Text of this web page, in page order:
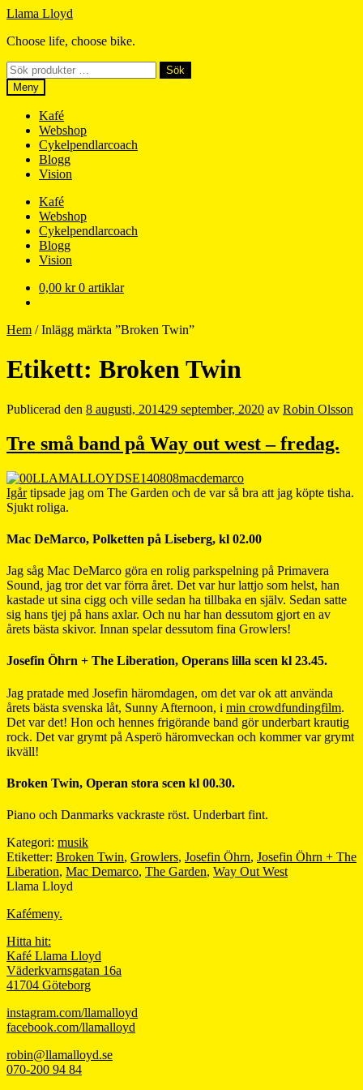
Hoppa
navigering
Hoppa
innehåll
Llama Lloyd
Choose life, choose bike.
Sök
efter:
Sök
Meny
Kafé
Webshop
Cykelpendlarcoach
Blogg
Vision
Kafé
Webshop
Cykelpendlarcoach
Blogg
Vision
0,00 kr 0 artiklar
Hem /Inlägg märkta ”Broken Twin”
Etikett: Broken Twin
Publicerad den 8 augusti, 201429 september, 2020 av Robin Olsson
Tre små band på Way out west – fredag.
Igårtipsade jag om The Garden och de var så bra att jag köpte tisha.
Sjukt roliga.
Mac DeMarco, Polketten på Liseberg, kl 02.00
Jag såg Mac DeMarco göra en rolig parkspelning på Primavera
Sound, jag tror det var förra året. Det var hur lattjo som helst, han
kastade ut sina cigg och ville sedan ha tillbaka en själv. Sedan satte
sig hans tjej på hans axlar. Och nu har han dessutom gjort en av
årets bästa skivor. Innan spelar dessutom fina Growlers!
Josefin Öhrn + The Liberation, Operans lilla scen kl 23.45.
Jag pratade med Josefin häromdagen, om det var ok att använda
årets bästa svenska låt, Sunny Afternoon, i min crowdfundingfilm.
Det var det! Hon och hennes frigörande band gör underbart krautig
rock. Det var grymt på Asperö häromveckan och kommer var grymt
ikväll!
Broken Twin, Operan stora scen kl 00.30.
Piano och Danmarks vackraste röst. Underbart fint.
Kategori: musik
Etiketter: Broken Twin, Growlers, Josefin Öhrn, Josefin Öhrn + The
Liberation, Mac Demarco, The Garden, Way Out West
Llama Lloyd
Kafémeny.
Hitta hit:
Kafé Llama Lloyd
Väderkvarnsgatan 16a
41704 Göteborg
instagram.com/llamalloyd
facebook.com/llamalloyd
robin@llamalloyd.se
070-200 94 84